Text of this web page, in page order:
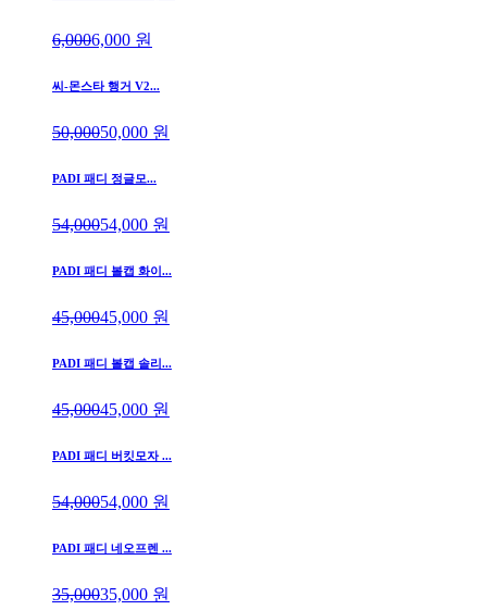
6,0006,000 원
씨-몬스타 행거 V2...
50,00050,000 원
PADI 패디 정글모...
54,00054,000 원
PADI 패디 볼캡 화이...
45,00045,000 원
PADI 패디 볼캡 솔리...
45,00045,000 원
PADI 패디 버킷모자 ...
54,00054,000 원
PADI 패디 네오프렌 ...
35,00035,000 원